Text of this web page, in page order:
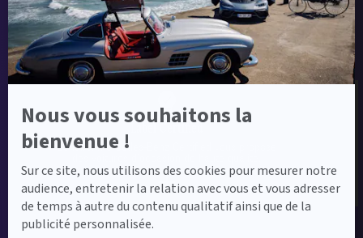
Nous vous souhaitons la
bienvenue !
Sur ce site, nous utilisons des cookies pour mesurer notre
audience, entretenir la relation avec vous et vous adresser
de temps à autre du contenu qualitatif ainsi que de la
publicité personnalisée.
Label Certified et Garanties
Label Certified
Le label Mercedes-Benz Certified vous propose